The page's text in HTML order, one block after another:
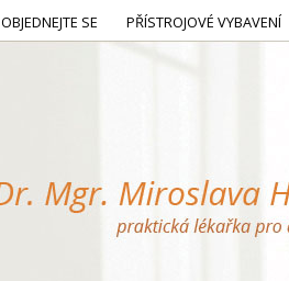
OBJEDNEJTE SE PŘÍSTROJOVÉ VYBAVENÍ